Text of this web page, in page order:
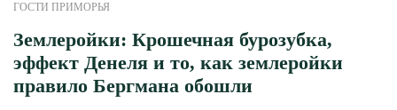
ГОСТИ ПРИМОРЬЯ
Землеройки: Крошечная бурозубка,
эффект Денеля и то, как землеройки
правило Бергмана обошли